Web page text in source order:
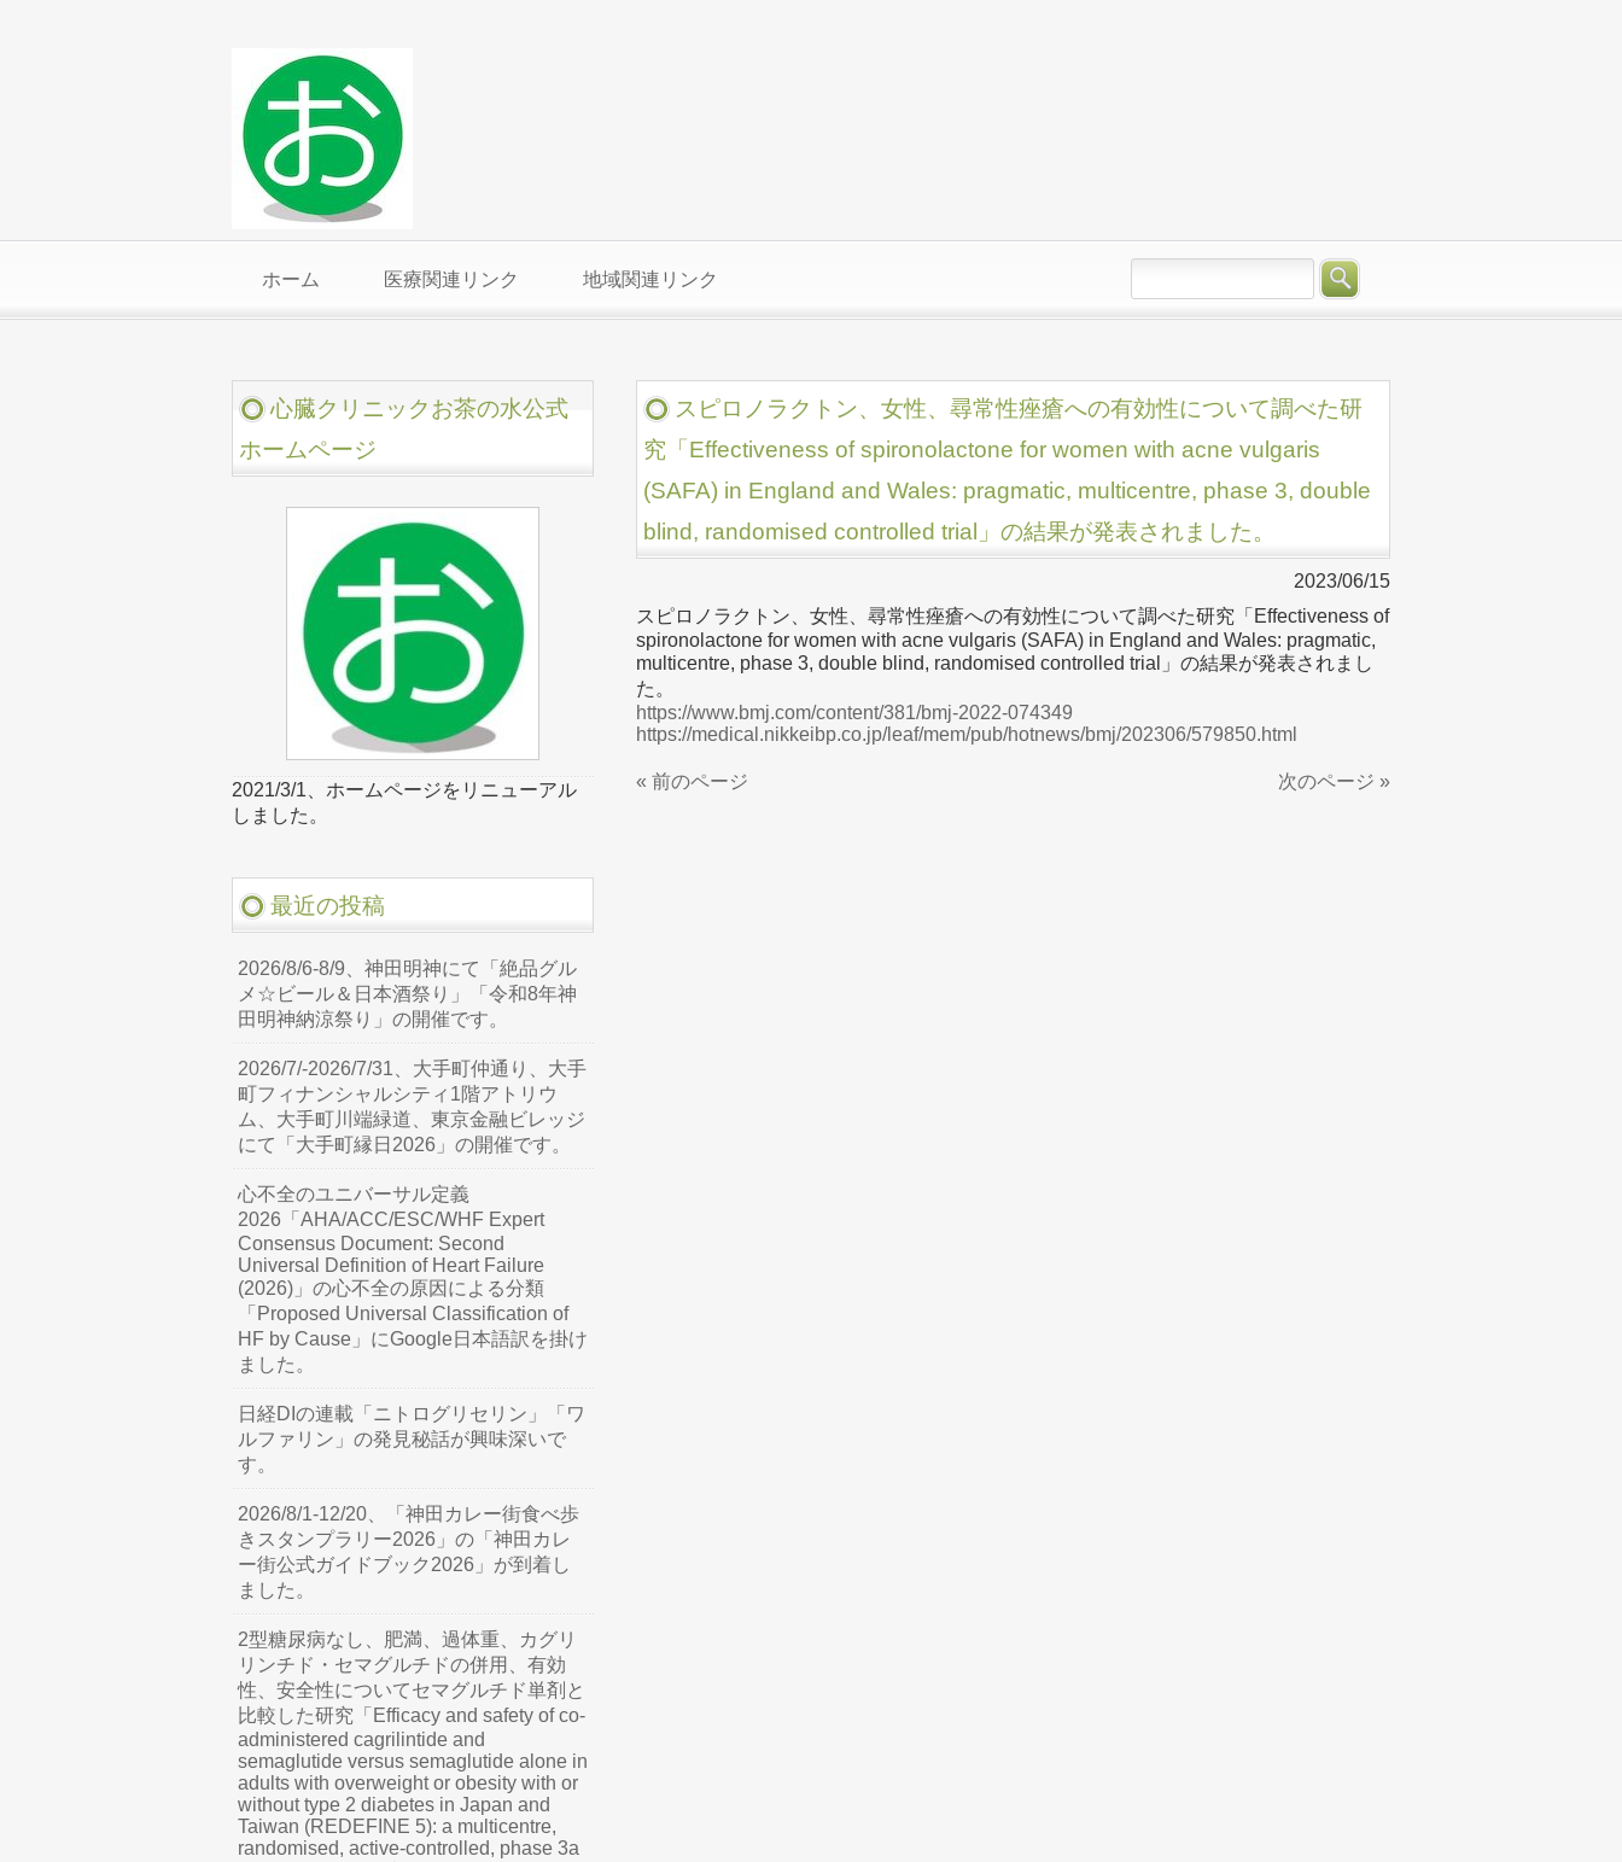
ホーム 医療関連リンク 地域関連リンク
スピロノラクトン、女性、尋常性痤瘡への有効性について調べた研
究「Effectiveness of spironolactone for women with acne vulgaris
(SAFA) in England and Wales: pragmatic, multicentre, phase 3, double
blind, randomised controlled trial」の結果が発表されました。
2023/06/15
スピロノラクトン、女性、尋常性痤瘡への有効性について調べた研究「Effectiveness of
spironolactone for women with acne vulgaris (SAFA) in England and Wales: pragmatic,
multicentre, phase 3, double blind, randomised controlled trial」の結果が発表されまし
た。
https://www.bmj.com/content/381/bmj-2022-074349
https://medical.nikkeibp.co.jp/leaf/mem/pub/hotnews/bmj/202306/579850.html
« 前のページ 次のページ »
心臓クリニックお茶の水公式
ホームページ
2021/3/1、ホームページをリニューアル
しました。
最近の投稿
2026/8/6-8/9、神田明神にて「絶品グル
メ☆ビール＆日本酒祭り」「令和8年神
田明神納涼祭り」の開催です。
2026/7/-2026/7/31、大手町仲通り、大手
町フィナンシャルシティ1階アトリウ
ム、大手町川端緑道、東京金融ビレッジ
にて「大手町縁日2026」の開催です。
心不全のユニバーサル定義
2026「AHA/ACC/ESC/WHF Expert
Consensus Document: Second
Universal Definition of Heart Failure
(2026)」の心不全の原因による分類
「Proposed Universal Classification of
HF by Cause」にGoogle日本語訳を掛け
ました。
日経DIの連載「ニトログリセリン」「ワ
ルファリン」の発見秘話が興味深いで
す。
2026/8/1-12/20、「神田カレー街食べ歩
きスタンプラリー2026」の「神田カレ
ー街公式ガイドブック2026」が到着し
ました。
2型糖尿病なし、肥満、過体重、カグリ
リンチド・セマグルチドの併用、有効
性、安全性についてセマグルチド単剤と
比較した研究「Efficacy and safety of co-
administered cagrilintide and
semaglutide versus semaglutide alone in
adults with overweight or obesity with or
without type 2 diabetes in Japan and
Taiwan (REDEFINE 5): a multicentre,
randomised, active-controlled, phase 3a